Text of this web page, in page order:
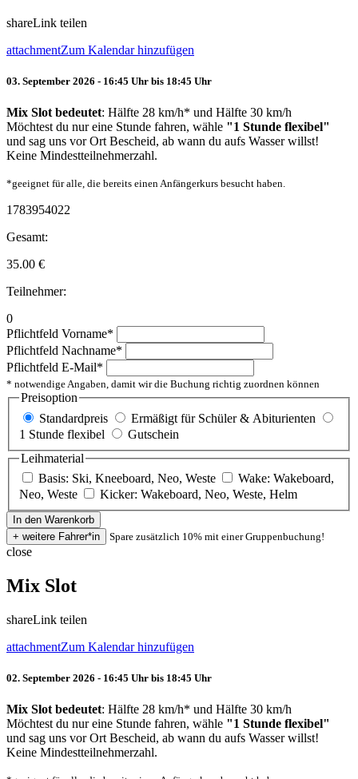
shareLink teilen
attachmentZum Kalendar hinzufügen
03. September 2026 - 16:45 Uhr bis 18:45 Uhr
Mix Slot bedeutet: Hälfte 28 km/h* und Hälfte 30 km/h
Möchtest du nur eine Stunde fahren, wähle "1 Stunde flexibel"
und sag uns vor Ort Bescheid, ab wann du aufs Wasser willst!
Keine Mindestteilnehmerzahl.
*geeignet für alle, die bereits einen Anfängerkurs besucht haben.
1783954022
Gesamt:
35.00 €
Teilnehmer:
0
Pflichtfeld Vorname*
Pflichtfeld Nachname*
Pflichtfeld E-Mail*
* notwendige Angaben, damit wir die Buchung richtig zuordnen können
Preisoption
Standardpreis
Ermäßigt für Schüler & Abiturienten
1 Stunde flexibel
Gutschein
Leihmaterial
Basis: Ski, Kneeboard, Neo, Weste
Wake: Wakeboard,
Neo, Weste
Kicker: Wakeboard, Neo, Weste, Helm
Spare zusätzlich 10% mit einer Gruppenbuchung!
close
Mix Slot
shareLink teilen
attachmentZum Kalendar hinzufügen
02. September 2026 - 16:45 Uhr bis 18:45 Uhr
Mix Slot bedeutet: Hälfte 28 km/h* und Hälfte 30 km/h
Möchtest du nur eine Stunde fahren, wähle "1 Stunde flexibel"
und sag uns vor Ort Bescheid, ab wann du aufs Wasser willst!
Keine Mindestteilnehmerzahl.